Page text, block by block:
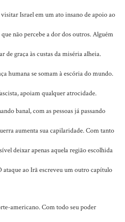
Israel em um ato insano de apoio ao
não percebe a dor dos outros. Alguém
de graça às custas da miséria alheia.
humana se somam à escória do mundo.
apoiam qualquer atrocidade.
banal, com as pessoas já passando
aumenta sua capilaridade. Com tanto
deixar apenas aquela região escolhida
ataque ao Irã escreveu um outro capítulo
americano. Com todo seu poder